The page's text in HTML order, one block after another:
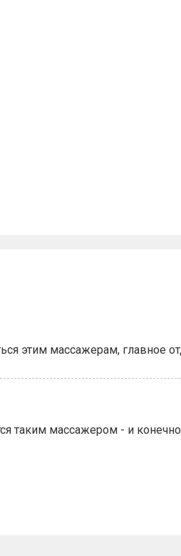
этим массажерам, главное
таким массажером - и